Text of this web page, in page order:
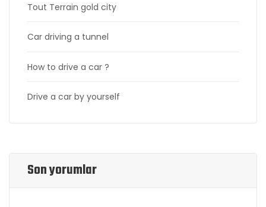
Tout Terrain gold city
Car driving a tunnel
How to drive a car ?
Drive a car by yourself
Son yorumlar